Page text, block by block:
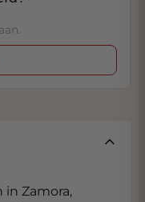
in Zamora,